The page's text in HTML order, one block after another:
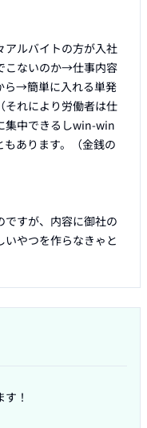
アルバイトの方が入社
こないのか→仕事内容
ら→簡単に入れる単発
れにより労働者は仕
集中できるしwin-win
あります。（金銭の
すが、内容に御社の
やつを作らなきゃと
！